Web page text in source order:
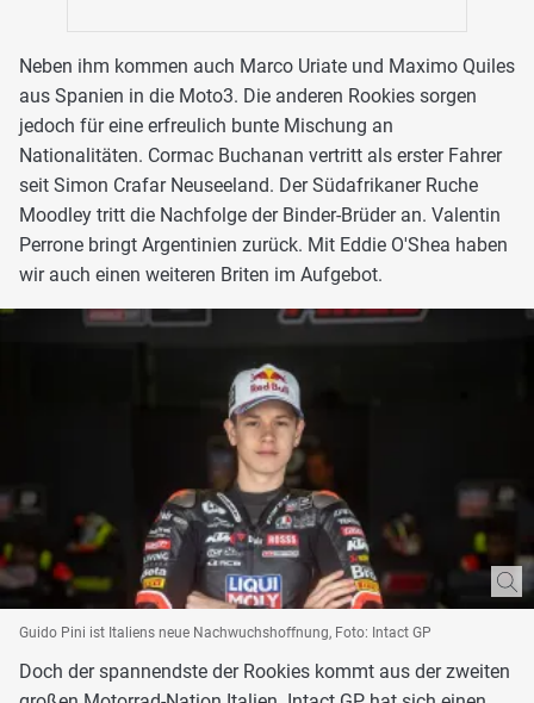
Neben ihm kommen auch Marco Uriate und Maximo Quiles
aus Spanien in die Moto3. Die anderen Rookies sorgen
jedoch für eine erfreulich bunte Mischung an
Nationalitäten. Cormac Buchanan vertritt als erster Fahrer
seit Simon Crafar Neuseeland. Der Südafrikaner Ruche
Moodley tritt die Nachfolge der Binder-Brüder an. Valentin
Perrone bringt Argentinien zurück. Mit Eddie O'Shea haben
wir auch einen weiteren Briten im Aufgebot.
Guido Pini ist Italiens neue Nachwuchshoffnung, Foto: Intact GP
Doch der spannendste der Rookies kommt aus der zweiten